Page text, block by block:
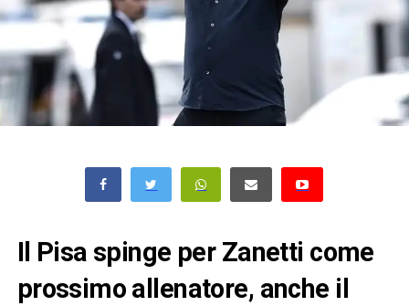
Il Pisa spinge per Zanetti come
prossimo allenatore, anche il